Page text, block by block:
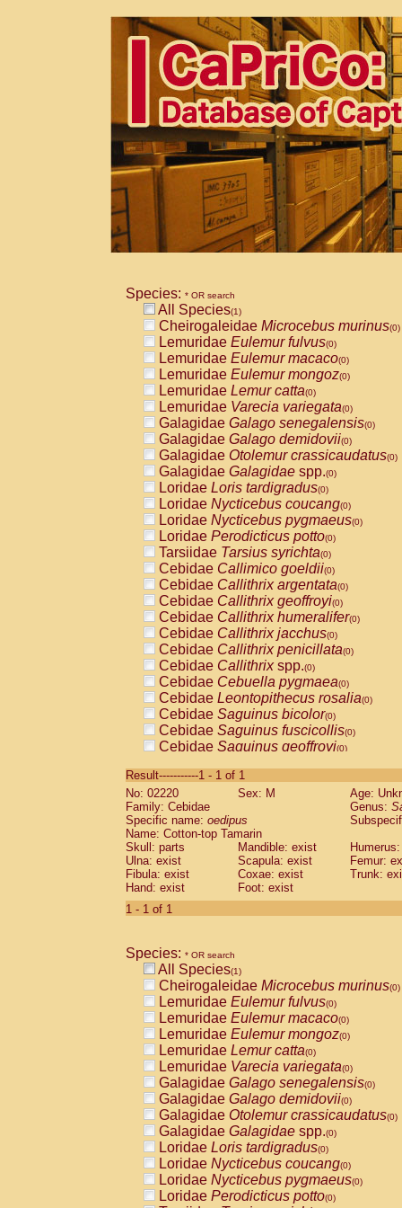
Species: * OR search
All Species(1)
Cheirogaleidae Microcebus murinus(0)
Lemuridae Eulemur fulvus(0)
Lemuridae Eulemur macaco(0)
Lemuridae Eulemur mongoz(0)
Lemuridae Lemur catta(0)
Lemuridae Varecia variegata(0)
Galagidae Galago senegalensis(0)
Galagidae Galago demidovii(0)
Galagidae Otolemur crassicaudatus(0)
Galagidae Galagidae spp.(0)
Loridae Loris tardigradus(0)
Loridae Nycticebus coucang(0)
Loridae Nycticebus pygmaeus(0)
Loridae Perodicticus potto(0)
Tarsiidae Tarsius syrichta(0)
Cebidae Callimico goeldii(0)
Cebidae Callithrix argentata(0)
Cebidae Callithrix geoffroyi(0)
Cebidae Callithrix humeralifer(0)
Cebidae Callithrix jacchus(0)
Cebidae Callithrix penicillata(0)
Cebidae Callithrixspp.(0)
Cebidae Cebuella pygmaea(0)
Cebidae Leontopithecus rosalia(0)
Cebidae Saguinus bicolor(0)
Cebidae Saguinus fuscicollis(0)
Cebidae Saguinus geoffroyi(0)
CebidaeSaguinus labiatus(0)
Cebidae Saguinus leucopus (0)
Cebidae
CebidaeSaguinus mystax
Cebidae Saguinus nigricollis (0)
Cebidae Saguinus oedipus
Cebidae Saguinus weddelli
Cebidae Saguinusspp.
Cebidae
CebidaeCebus capucinus
CebidaeCebus nigrivittatus
CebidaeCebus spp.(0)
CebidaeSaimiri boliviensis(0)
CebidaeSaimiri sciureus(0)
AtelidaeAlouatta caraya(0)
AtelidaeAlouatta fusca(0)
AtelidaeAlouatta seniculus(0)
AtelidaeAlouattaspp.(0)
AtelidaeAteles belzebuth(0)
AtelidaeAteles geoffroyi(0)
AtelidaeAteles paniscus(0)
AtelidaeAtelesspp.(0)
AtelidaeLagothrix lagothricha(0)
AtelidaeLagothrix lagothricha cana
PitheciidaeCacajao calvus
Result-----------1 - 1 of 1
No: 02220
Sex: M
Age:
Family: Cebidae
Genus:
Specific name: oedipus
Name: Cotton-top Tamarin
Skull: parts
Mandible: exist
Ulna: exist
Scapula: exist
Femur:
Fibula: exist
Coxae: exist
Trunk:
Hand: exist
Foot: exist
1 - 1 of 1
Species: * OR search
All Species(1)
Cheirogaleidae Microcebus murinus(0)
Lemuridae Eulemur fulvus(0)
Lemuridae Eulemur macaco(0)
Lemuridae Eulemur mongoz(0)
Lemuridae Lemur catta(0)
Lemuridae Varecia variegata(0)
Galagidae Galago senegalensis(0)
Galagidae Galago demidovii(0)
Galagidae Otolemur crassicaudatus(0)
Galagidae Galagidae spp.(0)
Loridae Loris tardigradus(0)
Loridae Nycticebus coucang(0)
Loridae Nycticebus pygmaeus(0)
Loridae Perodicticus potto(0)